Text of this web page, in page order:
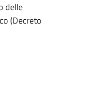
delle
(Decreto